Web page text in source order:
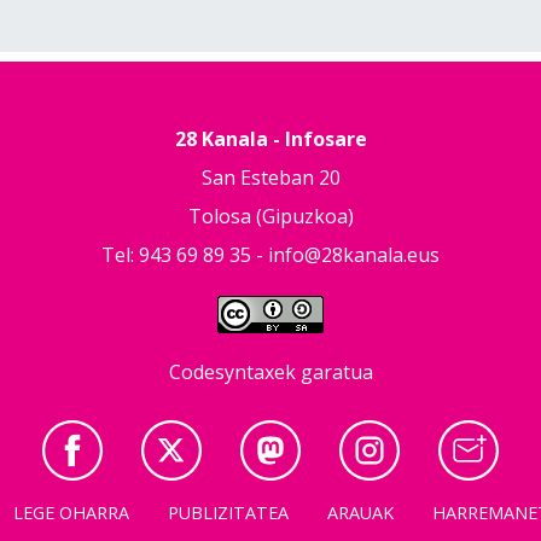
28 Kanala - Infosare
San Esteban 20
Tolosa (Gipuzkoa)
Tel: 943 69 89 35 - info@28kanala.eus
Codesyntaxek garatua
LEGE OHARRA PUBLIZITATEA ARAUAK